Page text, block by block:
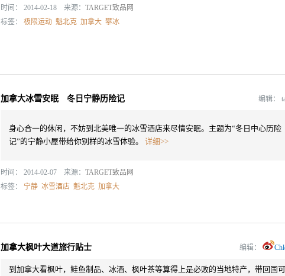
时间： 2014-02-18 来源： TARGET致品网
标签： 极限运动 魁北克 加拿大 攀冰
加拿大冰雪安眠 冬日宁静历险记 编辑：
身心合一的休闲，不妨到北美唯一的冰雪酒店来尽情安眠。主题为“冬日中心历险
记”的宁静小屋带给你别样的冰雪体验。 详细>>
时间： 2014-02-07 来源： TARGET致品网
标签： 宁静 冰雪酒店 魁北克 加拿大
加拿大枫叶大道旅行贴士 编辑：
到加拿大看枫叶，鲑鱼制品、冰酒、枫叶茶等算得上是必败的当地特产，带回国可